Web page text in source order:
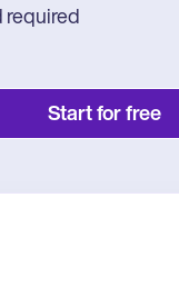
required
Start for free